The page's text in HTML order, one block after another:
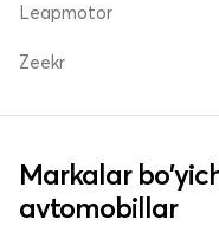
Leapmotor
Zeekr
Markalar
avtomobillar